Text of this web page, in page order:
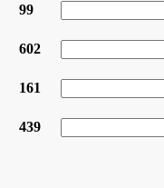
99
602
161
439